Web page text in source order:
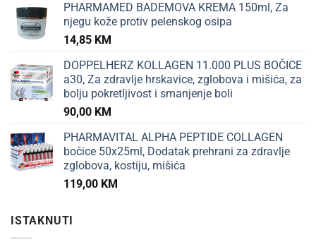
PHARMAMED BADEMOVA KREMA 150ml, Za
njegu kože protiv pelenskog osipa
14,85 KM
DOPPELHERZ KOLLAGEN 11.000 PLUS BOČICE
a30, Za zdravlje hrskavice, zglobova i mišića, za
bolju pokretljivost i smanjenje boli
90,00 KM
PHARMAVITAL ALPHA PEPTIDE COLLAGEN
bočice 50x25ml, Dodatak prehrani za zdravlje
zglobova, kostiju, mišića
119,00 KM
ISTAKNUTI